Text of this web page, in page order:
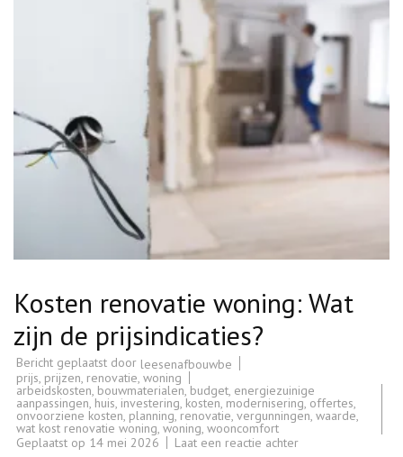
Kosten renovatie woning: Wat
zijn de prijsindicaties?
Bericht geplaatst door leesenafbouwbe
prijs, prijzen, renovatie, woning
arbeidskosten, bouwmaterialen, budget, energiezuinige
aanpassingen, huis, investering, kosten, modernisering, offertes,
onvoorziene kosten, planning, renovatie, vergunningen, waarde,
wat kost renovatie woning, woning, wooncomfort
Geplaatst op 14 mei 2026 Laat een reactie achterop